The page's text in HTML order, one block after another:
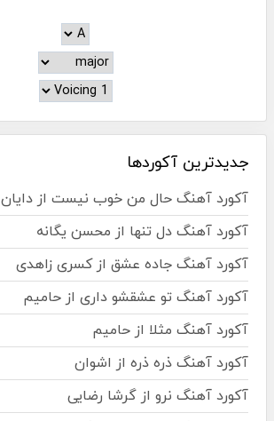
جدیدترین آکوردها
آکورد آهنگ حال من خوب نیست از دایان
آکورد آهنگ دل تنها از محسن یگانه
آکورد آهنگ جاده عشق از کسری زاهدی
آکورد آهنگ تو عشقشو داری از حامیم
آکورد آهنگ مثلا از حامیم
آکورد آهنگ ذره ذره از اشوان
آکورد آهنگ نرو از گرشا رضایی